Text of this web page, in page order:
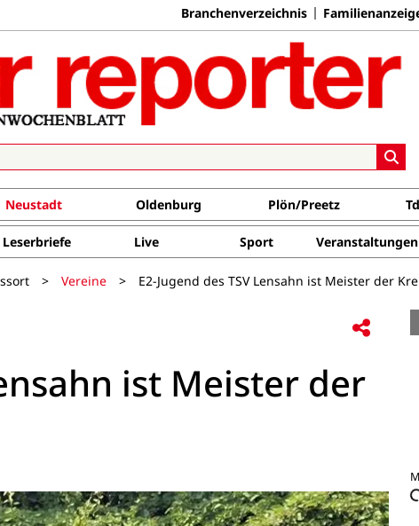
Branchenverzeichnis
Neustadt Oldenburg Plön/Preetz
Leserbriefe Live Sport Veranstaltungen
> Vereine > E2-Jugend des TSV Lensahn ist Meister der
ist Meister der